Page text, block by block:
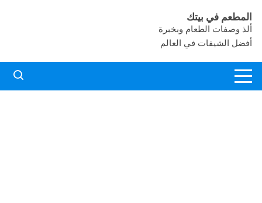
إلى
المحتوى
المطعم في بيتك
ألذ وصفات الطعام وبخبرة
أفضل الشيفات في العالم